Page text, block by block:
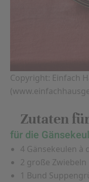
Copyright: Einfach
Zutaten
für die
4 Gänsekeulen à
2 große Zwiebeln
1 Bund